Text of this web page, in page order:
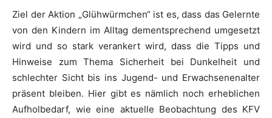
Ziel der Aktion „Glühwürmchen“ ist es, dass das Gelernte
von den Kindern im Alltag dementsprechend umgesetzt
wird und so stark verankert wird, dass die Tipps und
Hinweise zum Thema Sicherheit bei Dunkelheit und
schlechter Sicht bis ins Jugend- und Erwachsenenalter
präsent bleiben. Hier gibt es nämlich noch erheblichen
Aufholbedarf, wie eine aktuelle Beobachtung des KFV